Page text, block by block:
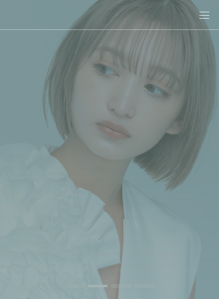
最新消息
專業燙髮
沙龍系統式護髮
造型系列
其他商品
美髮課程
流行趨勢
產品通路
人才招募